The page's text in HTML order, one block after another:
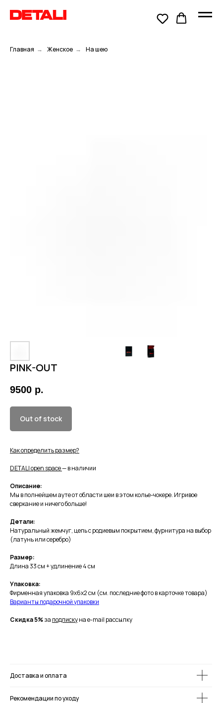
Главная → Женское → На шею
PINK-OUT
9500 р.
Out of stock
Как определить размер?
DETALI open space— в наличии
Описание:
Мы в полнейшем ауте от области шеи в этом колье-чокере. Игривое
сверкание и ничего больше!
Детали:
Натуральный жемчуг, цепь с родиевым покрытием, фурнитура на выбор
(латунь или серебро)
Размер:
Длина 33 см + удлинение 4 см
Упаковка:
Фирменная упаковка 9х6х2 см (см. последние фото в карточке товара)
Варианты подарочной упаковки
Скидка 5%за подпискуна e-mail рассылку
Доставка и оплата
Рекомендации по уходу